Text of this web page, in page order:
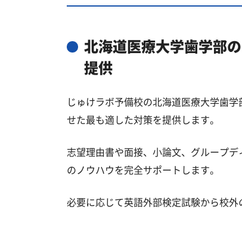
北海道医療大学歯学部
提供
じゅけラボ予備校の北海道医療大学歯
せた最も適した対策を提供します。
志望理由書や面接、小論文、グループ
のノウハウを完全サポートします。
必要に応じて英語外部検定試験から校